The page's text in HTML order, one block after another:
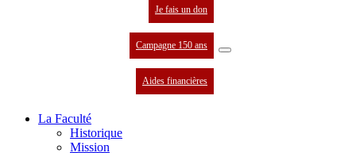
Je fais un don
Campagne 150 ans
Aides financières
La Faculté
Historique
Mission